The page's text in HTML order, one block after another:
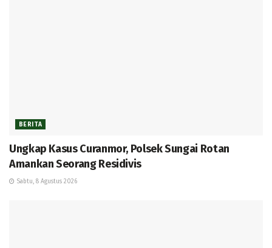
BERITA
Ungkap Kasus Curanmor, Polsek Sungai Rotan
Amankan Seorang Residivis
Sabtu, 8 Agustus 2026